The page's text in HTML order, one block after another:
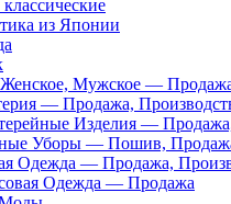
из Японии
Женское, Мужское —
— Продажа,
Изделия —
Уборы — Пошив,
Одежда — Продажа,
Одежда — Продажа